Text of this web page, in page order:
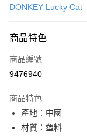
Apple Pay
街口支付
Google Pay
全盈+PAY
DONKEY Lucky Cat
商品特色
商品編號
9476940
商品特色
產地：中國
材質：塑料